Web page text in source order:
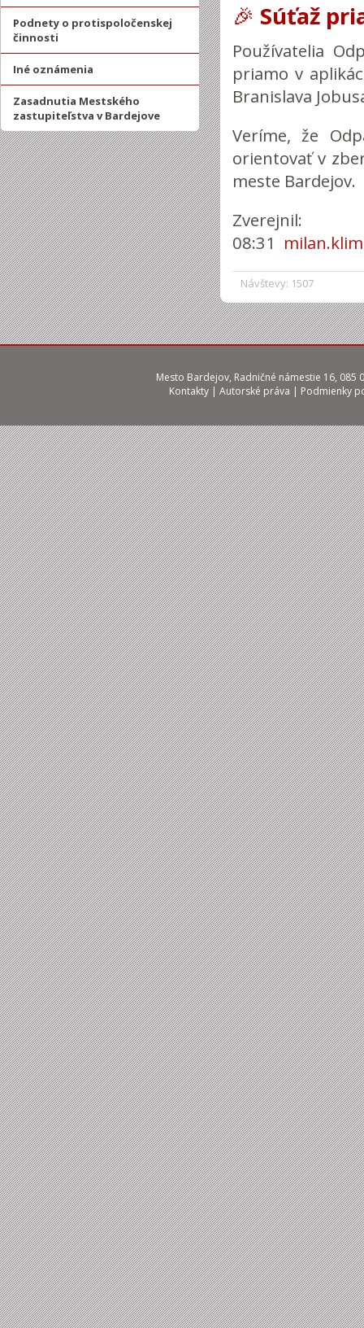
Podnety o protispoločenskej
činnosti
Iné oznámenia
Zasadnutia Mestského
zastupiteľstva v Bardejove
Návštevy: 1507
🎉 Súťaž
Používatelia
priamo v
Branislava
Veríme, že
orientovať v
meste Bardejov.
08:31
Mesto Bardejov, Radničné námestie 16, 085
Kontakty | Autorské práva | Podmienky